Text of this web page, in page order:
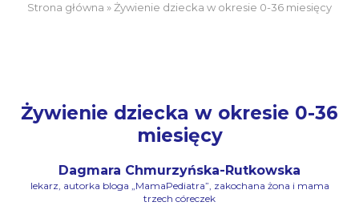
Strona główna »Żywienie dziecka w okresie 0-36 miesięcy
Żywienie dziecka w okresie 0-36
miesięcy
Dagmara Chmurzyńska-Rutkowska
lekarz, autorka bloga „MamaPediatra”, zakochana żona i mama
trzech córeczek